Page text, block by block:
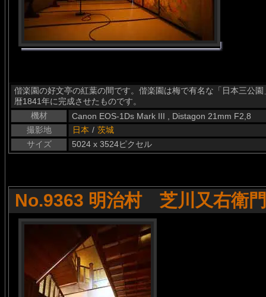
偕楽園の好文亭の紅葉の間です。偕楽園は梅で有名な「日本三公
暦1841年に完成させたものです。
機材
Canon EOS-1Ds Mark III , Distagon 21mm F2,8
撮影地
日本 / 茨城
サイズ
5024 x 3524ピクセル
No.9363 明治村 芝川又右衛